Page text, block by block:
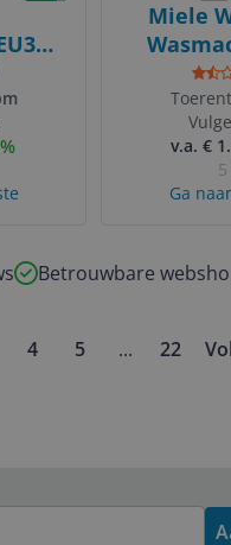
Miele
v.a. €
Ga
Betrouwbare
4 5 ...More pages
22